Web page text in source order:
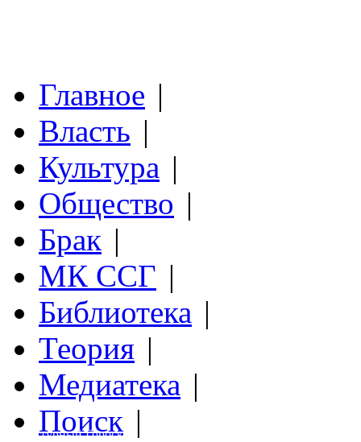
Главное |
Власть |
Культура |
Общество |
Брак |
МК ССГ |
Библиотека |
Теория |
Медиатека |
Поиск |
Структурный Гороскоп